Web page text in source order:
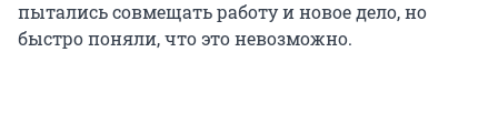
пытались совмещать работу и новое дело, но
быстро поняли, что это невозможно.